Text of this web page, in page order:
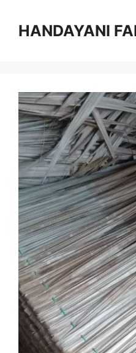
HANDAYANI